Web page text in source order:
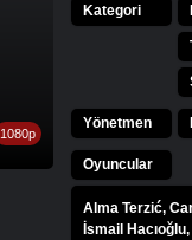
1080p
Kategori
Yönetmen
Oyuncular
Alma Terzić,
İsmail